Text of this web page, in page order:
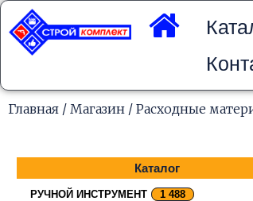
Перейти
содержимому
Главная / Магазин / Расходные
Каталог
РУЧНОЙ ИНСТРУМЕНТ 1 488